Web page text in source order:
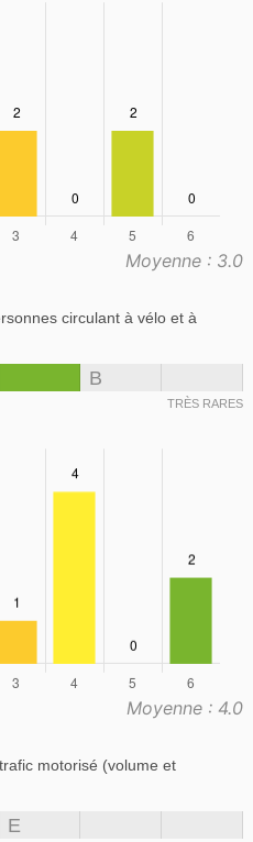
Moyenne : 3.0
circulant à vélo et à
B
TRÈS RARES
Moyenne : 4.0
motorisé (volume et
E